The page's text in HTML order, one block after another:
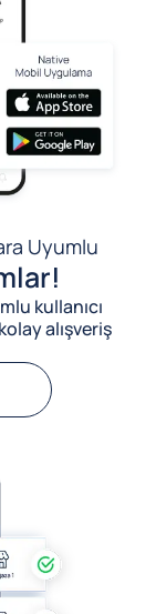
Uyumlu
kullanıcı
alışveriş